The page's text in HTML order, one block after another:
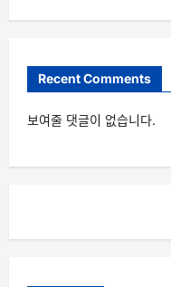
Recent Comments
보여줄 댓글이 없습니다.